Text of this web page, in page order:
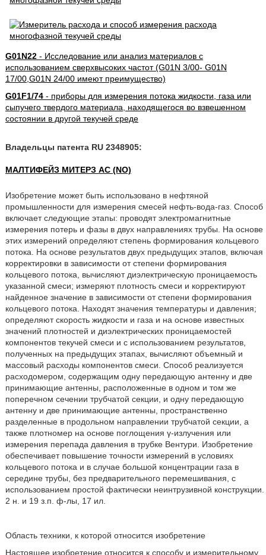
G01N22- Исследование или анализ материалов с
использованием сверхвысоких частот (G01N 3/00- G01N
17/00,G01N 24/00 имеют преимущество)
G01F1/74- приборы для измерения потока жидкости, газа или
сыпучего твердого материала, находящегося во взвешенном
состоянии в другой текучей среде
Владельцы патента RU 2348905:
МАЛТИФЕЙЗ МИТЕРЗ АС (NO)
Изобретение может быть использовано в нефтяной
промышленности для измерения смесей нефть-вода-газ. Способ
включает следующие этапы: проводят электромагнитные
измерения потерь и фазы в двух направлениях трубы. На основе
этих измерений определяют степень формирования кольцевого
потока. На основе результатов двух предыдущих этапов, включая
корректировки в зависимости от степени формирования
кольцевого потока, вычисляют диэлектрическую проницаемость
указанной смеси; измеряют плотность смеси и корректируют
найденное значение в зависимости от степени формирования
кольцевого потока. Находят значения температуры и давления;
определяют скорость жидкости и газа и на основе известных
значений плотностей и диэлектрических проницаемостей
компонентов текучей смеси и с использованием результатов,
полученных на предыдущих этапах, вычисляют объемный и
массовый расходы компонентов смеси. Способ реализуется
расходомером, содержащим одну передающую антенну и две
принимающие антенны, расположенные в одном и том же
поперечном сечении трубчатой секции, и одну передающую
антенну и две принимающие антенны, пространственно
разделенные в продольном направлении трубчатой секции, а
также плотномер на основе поглощения γ-излучения или
измерения перепада давления в трубке Вентури. Изобретение
обеспечивает повышение точности измерений в условиях
кольцевого потока и в случае большой концентрации газа в
середине трубы, без предварительного перемешивания, с
использованием простой фактически неинтрузивной конструкции.
2 н. и 19 з.п. ф-лы, 17 ил.
Область техники, к которой относится изобретение
Настоящее изобретение относится к способу и измерительному